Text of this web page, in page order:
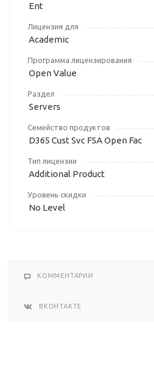
Ent
Лицензия для
Academic
Программа лицензирования
Open Value
Раздел
Servers
Семейство продуктов
D365 Cust Svc FSA Open Fac
Тип лицензии
Additional Product
Уровень скидки
No Level
КОММЕНТАРИИ
ВКОНТАКТЕ